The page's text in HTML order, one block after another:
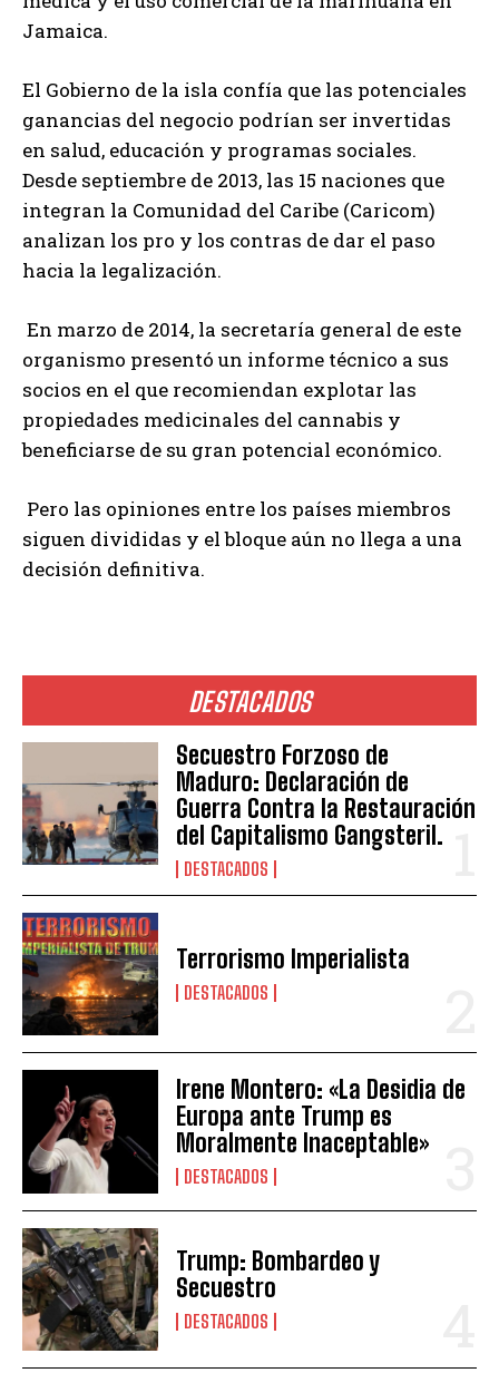
DESTACADOS
Secuestro Forzoso de
Maduro: Declaración de
Guerra Contra la Restauración
del Capitalismo Gangsteril.
DESTACADOS
Terrorismo Imperialista
DESTACADOS
Irene Montero: «La Desidia de
Europa ante Trump es
Moralmente Inaceptable»
DESTACADOS
Trump: Bombardeo y
Secuestro
DESTACADOS
Jamaica.
El Gobierno de la isla confía que las potenciales
ganancias del negocio podrían ser invertidas
en salud, educación y programas sociales.
Desde septiembre de 2013, las 15 naciones que
integran la Comunidad del Caribe (Caricom)
analizan los pro y los contras de dar el paso
hacia la legalización.
En marzo de 2014, la secretaría general de este
organismo presentó un informe técnico a sus
socios en el que recomiendan explotar las
propiedades medicinales del cannabis y
beneficiarse de su gran potencial económico.
Pero las opiniones entre los países miembros
siguen divididas y el bloque aún no llega a una
decisión definitiva.